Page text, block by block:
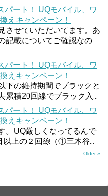
パート！ UQモバイル、ワ
えキャンペーン！
させていただいてます。あ
記載についてご確認なの
パート！ UQモバイル、ワ
えキャンペーン！
下の維持期間でブラックと
累積20回線でブラック入
パート！ UQモバイル、ワ
えキャンペーン！
。UQ厳しくなってるんで
以上の２回線（①三木谷
Older »